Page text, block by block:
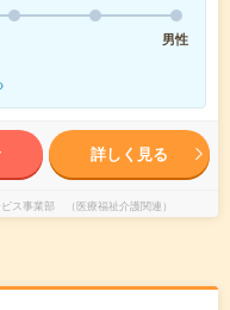
男性
詳しく見る
ス事業部 （医療福祉介護関連）